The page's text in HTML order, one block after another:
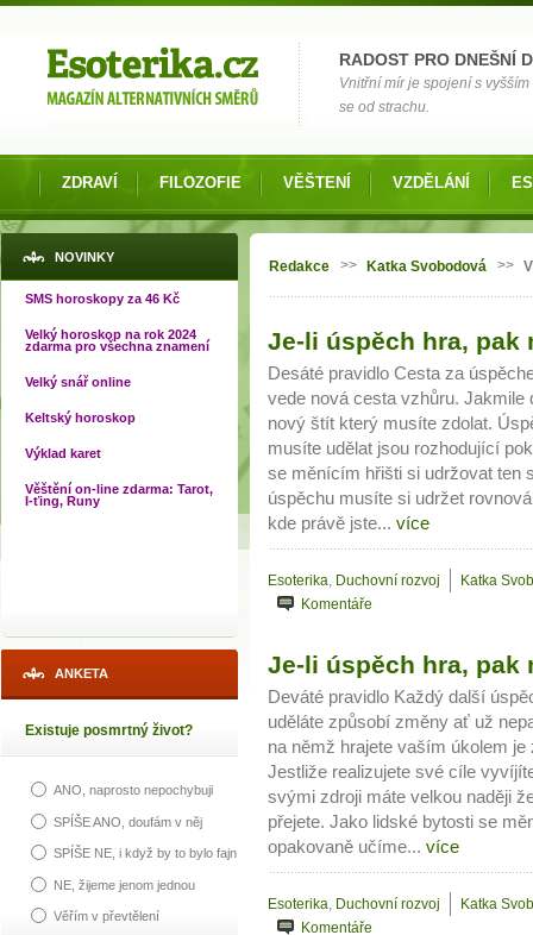
RADOST PRO DNEŠNÍ
Vnitřní mír je spojení s
se od strachu.
ZDRAVÍ FILOZOFIE VĚŠTENÍ VZDĚLÁNÍ
NOVINKY
SMS horoskopy za 46 Kč
Velký horoskop na rok 2024
zdarma pro všechna znamení
Velký snář online
Keltský horoskop
Výklad karet
Věštění on-line zdarma: Tarot,
I-ťing, Runy
ANKETA
Existuje posmrtný život?
ANO, naprosto nepochybuji
SPÍŠE ANO, doufám v něj
SPÍŠE NE, i když by to bylo fajn
NE, žijeme jenom jednou
Věřím v převtělení
Jste zde
Redakce >> Katka Svobodová >>
Je-li úspěch hra, pak
Desáté pravidlo Cesta za
vede nová cesta vzhůru. Jakmile
nový štít který musíte zdolat.
musíte udělat jsou rozhodující
se měnícím hřišti si udržovat ten
úspěchu musíte si udržet
kde právě jste... více
Esoterika, Duchovní rozvoj
Katka
Komentáře
Je-li úspěch hra, pak
Deváté pravidlo Každý další
uděláte způsobí změny ať už
na němž hrajete vaším úkolem
Jestliže realizujete své cíle
svými zdroji máte velkou naději
přejete. Jako lidské bytosti se
opakovaně učíme... více
Esoterika, Duchovní rozvoj
Katka
Komentáře
Stránky